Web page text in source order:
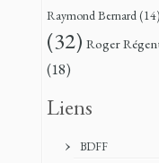
Raymond Bernard(14)
(32) Roger
(18)
Liens
BDFF